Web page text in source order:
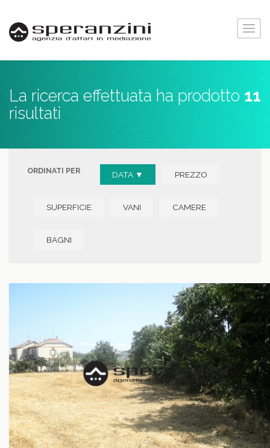
La ricerca effettuata ha prodotto 11
risultati
ORDINATI PER DATA ▼ PREZZO
SUPERFICIE VANI CAMERE
BAGNI